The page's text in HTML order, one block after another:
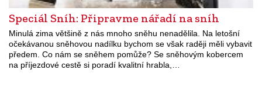
Speciál Sníh: Připravme nářadí na sníh
Minulá zima většině z nás mnoho sněhu nenadělila. Na letošní
očekávanou sněhovou nadílku bychom se však raději měli vybavit
předem. Co nám se sněhem pomůže? Se sněhovým kobercem
na příjezdové cestě si poradí kvalitní hrabla,…